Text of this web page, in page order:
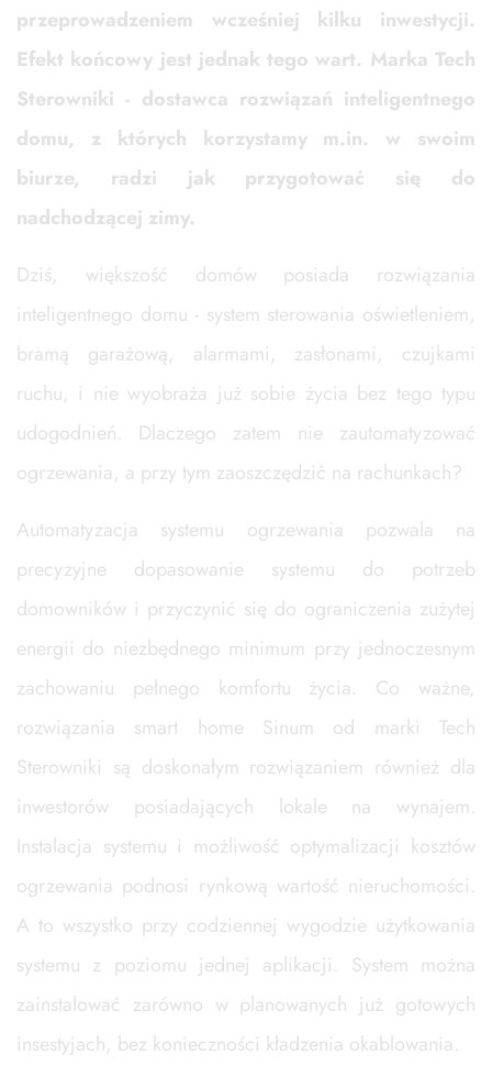
przeprowadzeniem wcześniej kilku inwestycji.
Efekt końcowy jest jednak tego wart. Marka Tech
Sterowniki - dostawca rozwiązań inteligentnego
domu, z których korzystamy m.in. w swoim
biurze, radzi jak przygotować się do
nadchodzącej zimy.
Dziś, większość domów posiada rozwiązania
inteligentnego domu - system sterowania oświetleniem,
bramą garażową, alarmami, zasłonami, czujkami
ruchu, i nie wyobraża już sobie życia bez tego typu
udogodnień. Dlaczego zatem nie zautomatyzować
ogrzewania, a przy tym zaoszczędzić na rachunkach?
Automatyzacja systemu ogrzewania pozwala na
precyzyjne dopasowanie systemu do potrzeb
domowników i przyczynić się do ograniczenia zużytej
energii do niezbędnego minimum przy jednoczesnym
zachowaniu pełnego komfortu życia. Co ważne,
rozwiązania smart home Sinum od marki Tech
Sterowniki są doskonałym rozwiązaniem również dla
inwestorów posiadających lokale na wynajem.
Instalacja systemu i możliwość optymalizacji kosztów
ogrzewania podnosi rynkową wartość nieruchomości.
A to wszystko przy codziennej wygodzie użytkowania
systemu z poziomu jednej aplikacji. System można
zainstalować zarówno w planowanych już gotowych
insestyjach, bez konieczności kładzenia okablowania.